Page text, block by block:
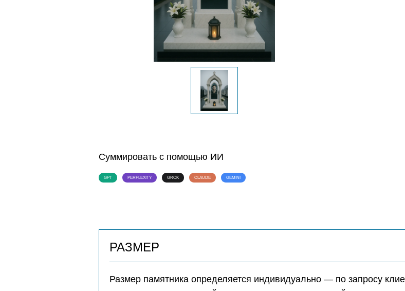
Суммировать с помощью ИИ
GPT PERPLEXITY GROK CLAUDE GEMINI
РАЗМЕР
Размер памятника определяется индивидуально — по запросу